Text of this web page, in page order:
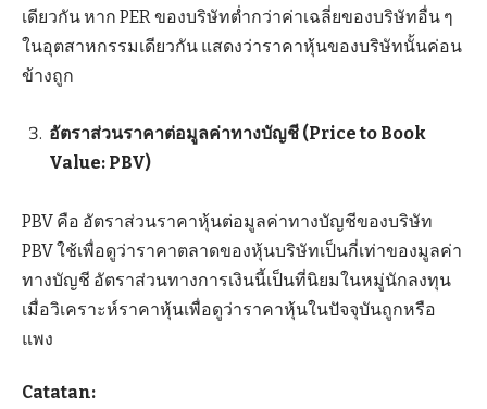
เดียวกัน หาก PER ของบริษัทต่ำกว่าค่าเฉลี่ยของบริษัทอื่น ๆ
ในอุตสาหกรรมเดียวกัน แสดงว่าราคาหุ้นของบริษัทนั้นค่อน
ข้างถูก
อัตราส่วนราคาต่อมูลค่าทางบัญชี (Price to Book
Value: PBV)
PBV คือ อัตราส่วนราคาหุ้นต่อมูลค่าทางบัญชีของบริษัท
PBV ใช้เพื่อดูว่าราคาตลาดของหุ้นบริษัทเป็นกี่เท่าของมูลค่า
ทางบัญชี อัตราส่วนทางการเงินนี้เป็นที่นิยมในหมู่นักลงทุน
เมื่อวิเคราะห์ราคาหุ้นเพื่อดูว่าราคาหุ้นในปัจจุบันถูกหรือ
แพง
Catatan: